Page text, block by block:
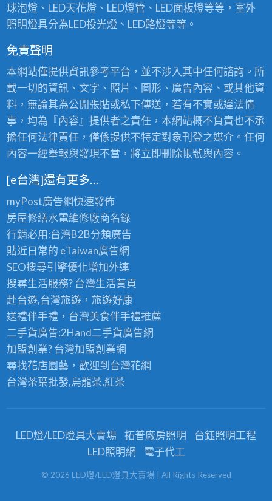
球泡燈、LED天花燈、LED燈管、LED面板燈等等，室外
照明燈具分為LED投光燈、LED路燈等等。
免責聲明
本網站僅提供資訊參考平台，並不涉入其中任何諮詢。所
載一切的資訊、文字、照片、圖形、廣告內容、或其他資
料，無論其為公開張貼或私下傳送，若有不實或違法情
事，均為『內容』提供者之責任，本網站概不負責也不承
擔任何法律責任，僅係提供不特定對象刊登之媒介。任何
內容一經舉報與發現不當，將立即刪除帳號與內容。
[e台灣]還有更多…
myPost廣告網快速發佈
房屋修繕水電維修廠商名錄
行銷必用:台灣B2B分類廣告
貼近日常的 eTaiwan廣告網
SEO搜尋引擎優化增加外連
搜尋生活服務? 台灣生活黃頁
赴台遊,台灣旅遊，旅遊好康
送禮伴手禮，台灣美食伴手禮推薦
二手貨廣告:2Hand二手貨廣告網
加盟創業? 台灣加盟創業網
尋找花店園藝，歡迎到台灣花網
台灣茶葉批發,烏龍茶,紅茶
LED燈/LED燈具大賣場 拓普廠房照明
台鈺照明工程
LED照明網
電子代工
© 2026 LED燈/LED燈具大賣場 | All Rights Reserved